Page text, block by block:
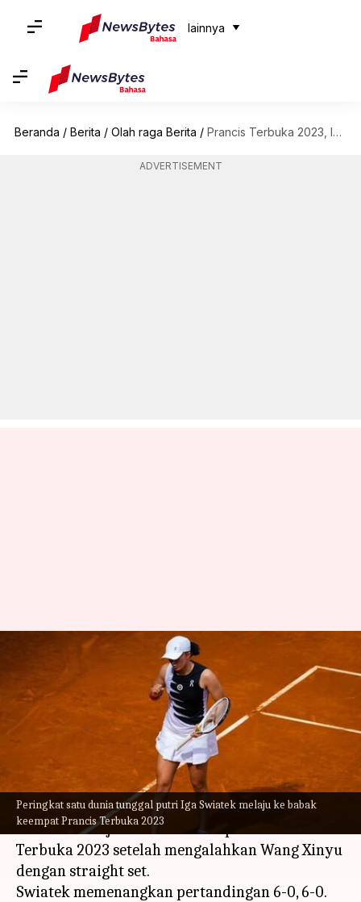
lainnya
Beranda / Berita / Olah raga Berita / Prancis Terbuka 2023, Iga Swiatek mencapai babak keempat: Statistik utama
ADVERTISEMENT
Peringkat satu dunia tunggal putri Iga Swiatek melaju ke babak
keempat Prancis Terbuka 2023
Prancis Terbuka 2023, Iga
Swiatek mencapai babak
keempat: Statistik utama
menulis Jun 05, 2023 01:39 pm
Apa ceritanya
Petenis nomor satu dunia tunggal putri Iga
Swiatek melaju ke babak keempat Prancis
Terbuka 2023 setelah mengalahkan Wang Xinyu
dengan straight set.
Swiatek memenangkan pertandingan 6-0, 6-0.